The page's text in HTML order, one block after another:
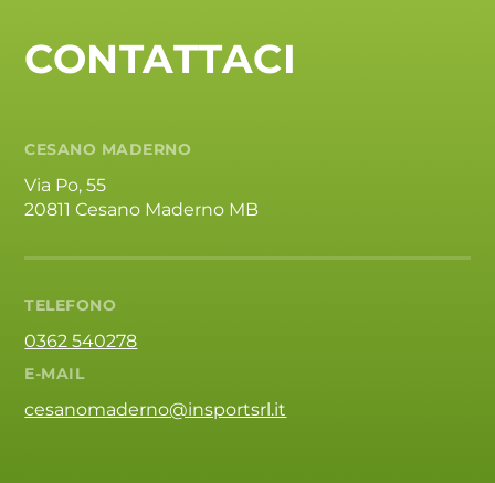
CONTATTACI
CESANO MADERNO
Via Po, 55
20811 Cesano Maderno MB
TELEFONO
0362 540278
E-MAIL
cesanomaderno@insportsrl.it